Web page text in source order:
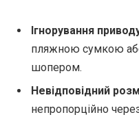
Ігнорування
пляжною сумкою
шопером.
Невідповідний
непропорційно